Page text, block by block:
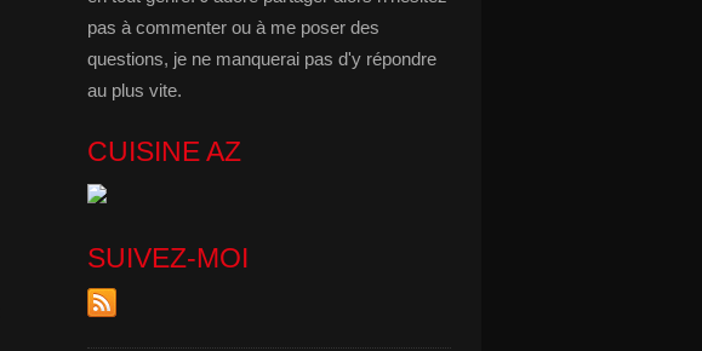
pas à commenter ou à me poser des
questions, je ne manquerai pas d'y répondre
au plus vite.
CUISINE AZ
SUIVEZ-MOI